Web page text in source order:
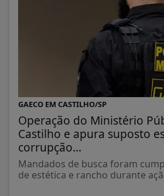
GAECO EM CASTILHO/SP
Operação do Ministério
Castilho e apura suposto
corrupção...
Mandados de busca foram
de estética e rancho durante